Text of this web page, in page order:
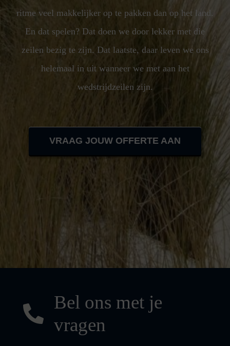
ritme veel makkelijker op te pakken dan op het land.
En dat spelen? Dat doen we door lekker met die
zeilen bezig te zijn. Dat laatste, daar leven we ons
helemaal in uit wanneer we met aan het
wedstrijdzeilen zijn.
VRAAG JOUW OFFERTE AAN
Bel ons met je
vragen